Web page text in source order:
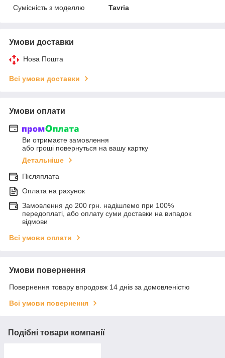
Сумісність з моделлю
Tavria
Умови доставки
Нова Пошта
Всі умови доставки
Умови оплати
Ви отримаєте замовлення
або гроші повернуться на вашу картку
Детальніше
Післяплата
Оплата на рахунок
Замовлення до 200 грн. надішлемо при 100%
передоплаті, або оплату суми доставки на випадок
відмови
Всі умови оплати
Умови повернення
Повернення товару впродовж 14 днів за домовленістю
Всі умови повернення
Подібні товари компанії